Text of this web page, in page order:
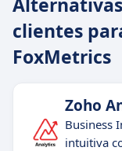
clientes
FoxMetrics
Zoho
Business
intuitiva